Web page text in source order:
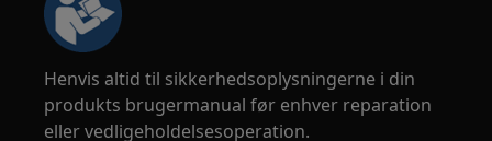
Henvis altid til sikkerhedsoplysningerne i din
produkts brugermanual før enhver reparation
eller vedligeholdelsesoperation.